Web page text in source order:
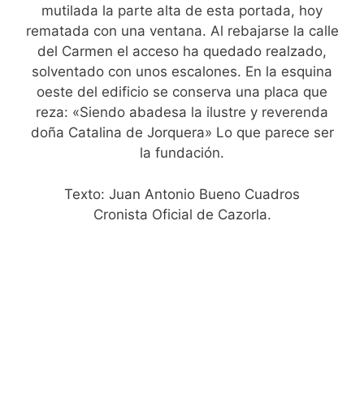
mutilada la parte alta de esta portada, hoy
rematada con una ventana. Al rebajarse la calle
del Carmen el acceso ha quedado realzado,
solventado con unos escalones. En la esquina
oeste del edificio se conserva una placa que
reza: «Siendo abadesa la ilustre y reverenda
doña Catalina de Jorquera» Lo que parece ser
la fundación.
Texto: Juan Antonio Bueno Cuadros
Cronista Oficial de Cazorla.